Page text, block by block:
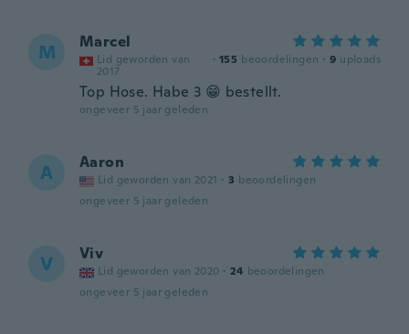
M Marcel
Lid geworden van
2017
· 155 beoordelingen · 9 uploads
Top Hose. Habe 3 😁 bestellt.
ongeveer 5 jaar geleden
A Aaron
Lid geworden van 2021 · 3 beoordelingen
ongeveer 5 jaar geleden
V Viv
Lid geworden van 2020 · 24 beoordelingen
ongeveer 5 jaar geleden